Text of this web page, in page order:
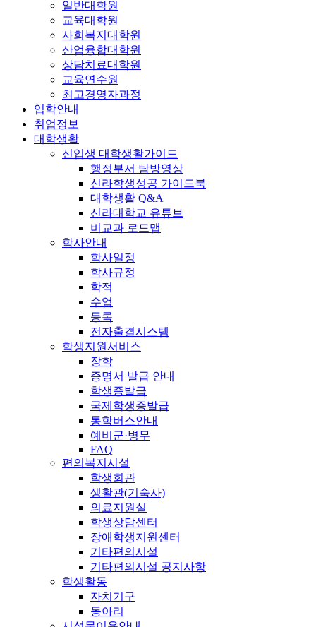
일반대학원
교육대학원
사회복지대학원
산업융합대학원
상담치료대학원
교육연수원
최고경영자과정
입학안내
취업정보
대학생활
신입생 대학생활가이드
행정부서 탐방영상
신라학생성공 가이드북
대학생활 Q&A
신라대학교 유튜브
비교과 로드맵
학사안내
학사일정
학사규정
학적
수업
등록
전자출결시스템
학생지원서비스
장학
증명서 발급 안내
학생증발급
국제학생증발급
통학버스안내
예비군·병무
FAQ
편의복지시설
학생회관
생활관(기숙사)
의료지원실
학생상담센터
장애학생지원센터
기타편의시설
기타편의시설 공지사항
학생활동
자치기구
동아리